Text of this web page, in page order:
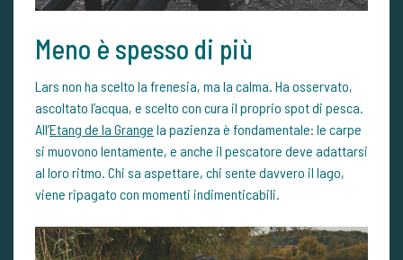
Meno è spesso di più
Lars non ha scelto la frenesia, ma la calma. Ha osservato,
ascoltato l’acqua, e scelto con cura il proprio spot di pesca.
All’Etang de la Grange la pazienza è fondamentale: le carpe
si muovono lentamente, e anche il pescatore deve adattarsi
al loro ritmo. Chi sa aspettare, chi sente davvero il lago,
viene ripagato con momenti indimenticabili.